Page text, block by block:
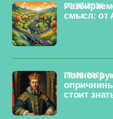
смысл: от
03/02/2026
Полное
стоит
03/02/2026